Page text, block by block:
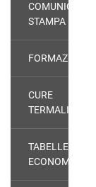
COMUNICATI
STAMPA
FORMAZIONE
CURE
TERMALI
TABELLE
ECONOMICHE